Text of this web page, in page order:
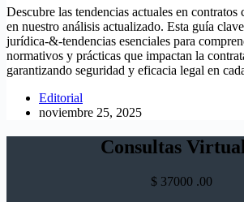
Descubre las tendencias actuales en
en nuestro análisis actualizado. Esta guía
jurídica-&-tendencias esenciales para
normativos y prácticas que impactan la
garantizando seguridad y eficacia legal en
Editorial
noviembre 25, 2025
Consultas
$ 37000 .00